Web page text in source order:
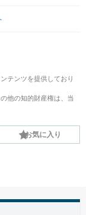
テンツを提供しており
他の知的財産権は、当
お気に入り